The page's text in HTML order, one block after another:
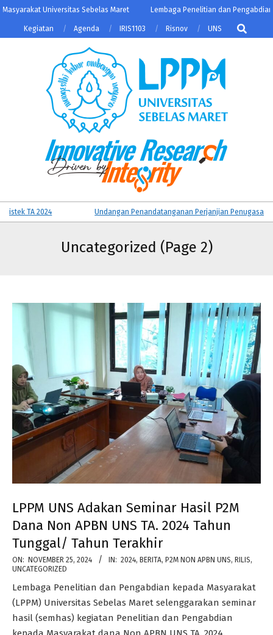
Skip
content
Universitas Sebelas Maret Lembaga Penelitian dan Pengabdian
Kegiatan Agenda IRIS1103 Risnov UNS
Search
LPPM
UNS
Primary
Navigation
TA 2024 Undangan Penandatanganan Perjanjian Penugasan
Uncategorized (Page 2)
LPPM UNS Adakan Seminar Hasil P2M
Dana Non APBN UNS TA. 2024 Tahun
Tunggal/ Tahun Terakhir
2024-
11-
25
ON: NOVEMBER 25, 2024 IN: 2024, BERITA, P2M NON APBN UNS, RILIS,
UNCATEGORIZED
Lembaga Penelitian dan Pengabdian kepada Masyarakat
(LPPM) Universitas Sebelas Maret selenggarakan seminar
hasil (semhas) kegiatan Penelitian dan Pengabdian